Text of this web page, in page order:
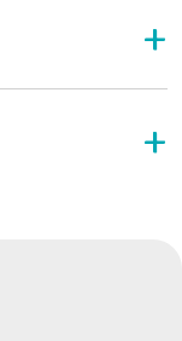
cagnetta lo